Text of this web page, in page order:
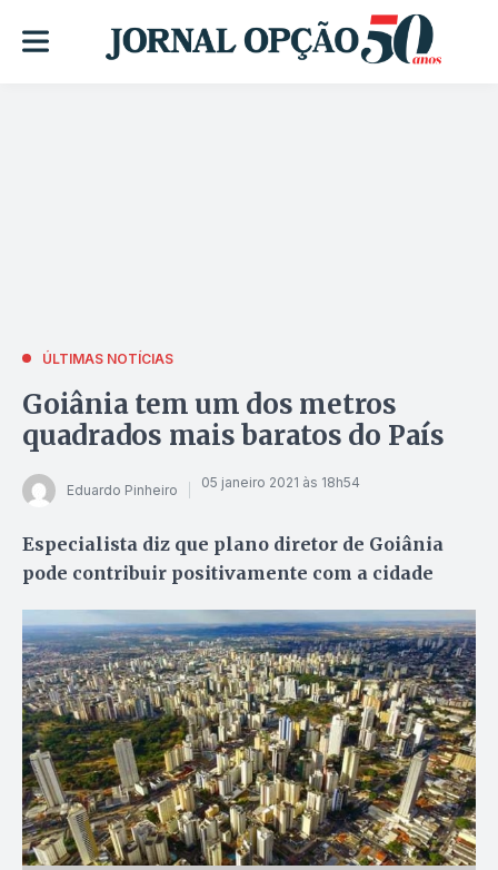
ÚLTIMAS NOTÍCIAS
Goiânia tem um dos metros
quadrados mais baratos do País
Eduardo Pinheiro 05 janeiro 2021 às 18h54
Especialista diz que plano diretor de Goiânia
pode contribuir positivamente com a cidade